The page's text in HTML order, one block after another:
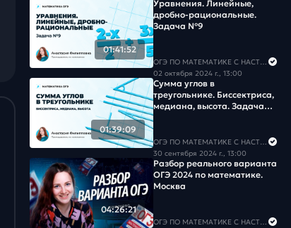
Задача #17
Задача #18
Задача #19
Задача #20
Задача #21
Задача #22
Задача #23
01:41:52
Уравнения. Линейные,
дробно-рациональные.
Задача №9
ОГЭ ПО МАТЕМАТИКЕ С НАСТЕЙ
02 октября 2024 г., 13:00
01:39:09
Сумма углов в
треугольнике. Биссектриса,
медиана, высота. Задача
ОГЭ ПО МАТЕМАТИКЕ С НАСТЕЙ
30 сентября 2024 г., 13:00
04:26:21
Разбор реального варианта
ОГЭ 2024 по математике.
Москва
ОГЭ ПО МАТЕМАТИКЕ С НАСТЕЙ